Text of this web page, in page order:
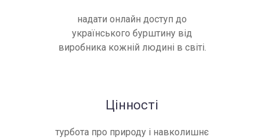
надати онлайн доступ до
українського бурштину від
виробника кожній людині в світі.
Цінності
турбота про природу і навколишнє